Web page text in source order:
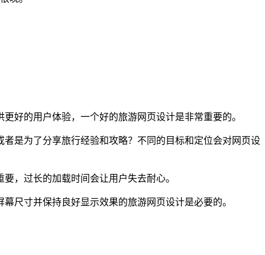
好的用户体验，一个好的旅游网页设计是非常重要的。
是为了分享旅行经验和攻略？不同的目标和定位会对网页设
，过长的加载时间会让用户失去耐心。
尺寸并保持良好显示效果的旅游网页设计是必要的。